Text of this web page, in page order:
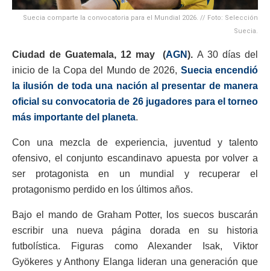
Suecia comparte la convocatoria para el Mundial 2026. // Foto: Selección
Suecia.
Ciudad de Guatemala, 12 may (AGN).A 30 días del
inicio de la Copa del Mundo de 2026, Suecia encendió
la ilusión de toda una nación al presentar de manera
oficial su convocatoria de 26 jugadores para el torneo
más importante del planeta.
Con una mezcla de experiencia, juventud y talento
ofensivo, el conjunto escandinavo apuesta por volver a
ser protagonista en un mundial y recuperar el
protagonismo perdido en los últimos años.
Bajo el mando de Graham Potter, los suecos buscarán
escribir una nueva página dorada en su historia
futbolística. Figuras como Alexander Isak, Viktor
Gyökeres y Anthony Elanga lideran una generación que